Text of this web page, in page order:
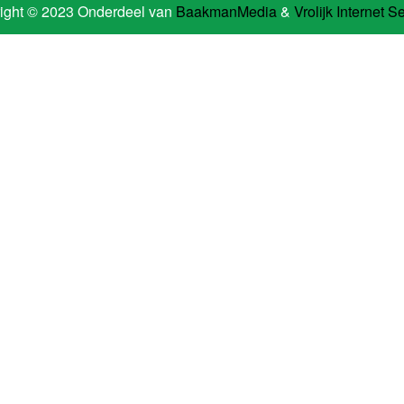
© 2023 Onderdeel van BaakmanMedia& Vrolijk Internet